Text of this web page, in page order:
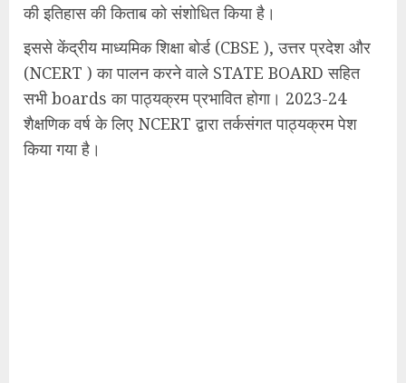
की इतिहास की किताब को संशोधित किया है।
इससे केंद्रीय माध्यमिक शिक्षा बोर्ड (CBSE ), उत्तर प्रदेश और
(NCERT ) का पालन करने वाले STATE BOARD सहित
सभी boards का पाठ्यक्रम प्रभावित होगा। 2023-24
शैक्षणिक वर्ष के लिए NCERT द्वारा तर्कसंगत पाठ्यक्रम पेश
किया गया है।